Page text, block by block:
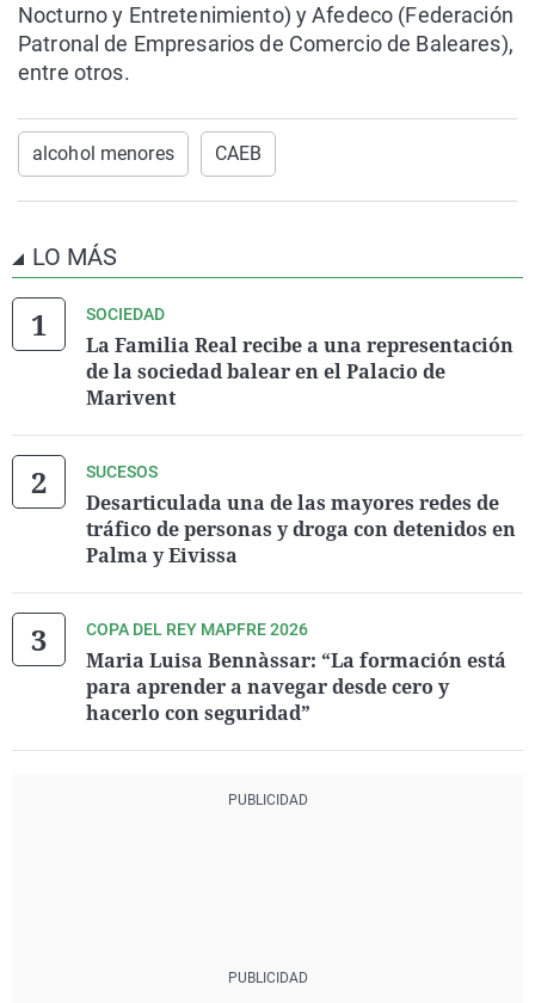
Nocturno y Entretenimiento) y Afedeco (Federación
Patronal de Empresarios de Comercio de Baleares),
entre otros.
alcohol menores CAEB
LO MÁS
SOCIEDAD
La Familia Real recibe a una representación
de la sociedad balear en el Palacio de
Marivent
SUCESOS
Desarticulada una de las mayores redes de
tráfico de personas y droga con detenidos en
Palma y Eivissa
COPA DEL REY MAPFRE 2026
Maria Luisa Bennàssar: “La formación está
para aprender a navegar desde cero y
hacerlo con seguridad”